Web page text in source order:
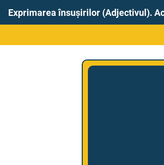
Exprimarea însușirilor (Adjectivul).